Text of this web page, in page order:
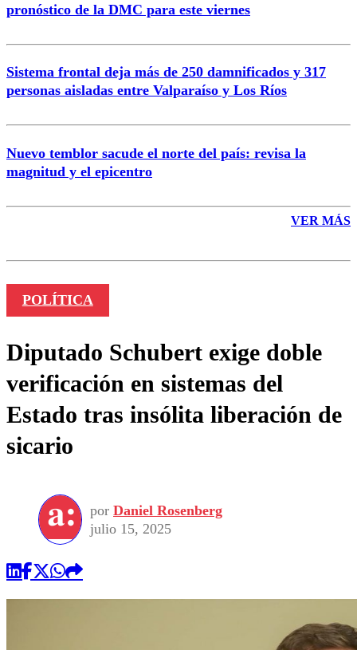
Enviar comentario
pronóstico de la DMC para este viernes
Sistema frontal deja más de 250 damnificados y 317
personas aisladas entre Valparaíso y Los Ríos
Nuevo temblor sacude el norte del país: revisa la
magnitud y el epicentro
VER MÁS
POLÍTICA
Diputado Schubert exige doble
verificación en sistemas del
Estado tras insólita liberación de
sicario
por Daniel Rosenberg
julio 15, 2025